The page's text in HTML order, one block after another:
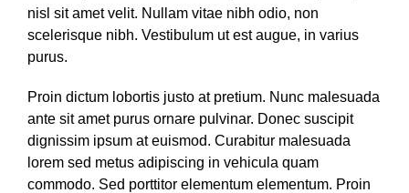
nisl sit amet velit. Nullam vitae nibh odio, non
scelerisque nibh. Vestibulum ut est augue, in varius
purus.
Proin dictum lobortis justo at pretium. Nunc malesuada
ante sit amet purus ornare pulvinar. Donec suscipit
dignissim ipsum at euismod. Curabitur malesuada
lorem sed metus adipiscing in vehicula quam
commodo. Sed porttitor elementum elementum. Proin